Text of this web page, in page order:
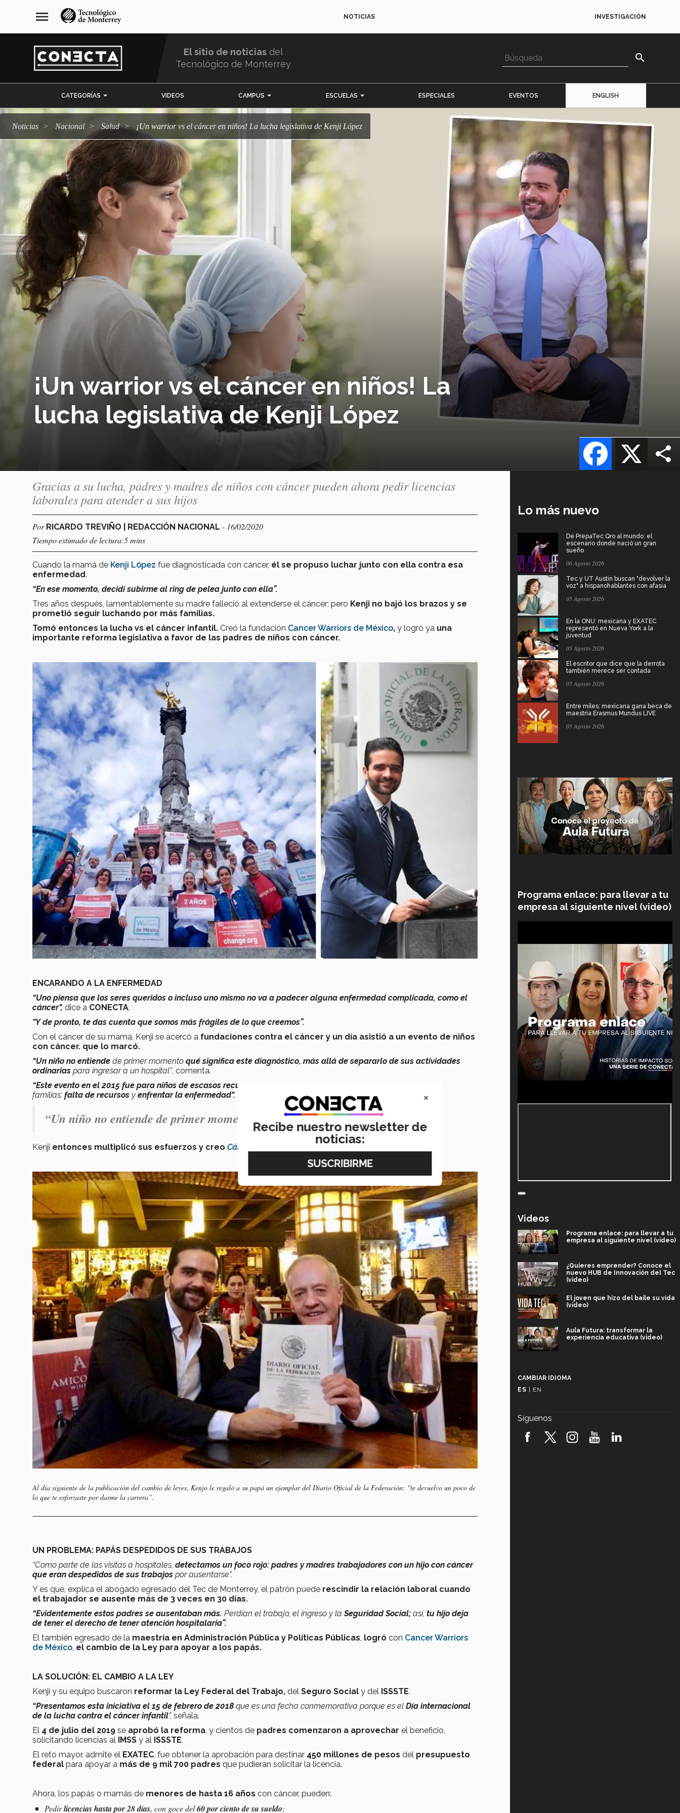
navegación
principal
menu NOTICIAS INVESTIGACIÓN
El sitio de noticias del
Tecnológico de Monterrey
search
CATEGORÍAS VIDEOS CAMPUS ESCUELAS ESPECIALES EVENTOS ENGLISH
Noticias Nacional salud ¡Un warrior vs el cáncer en niños! La lucha legislativa de Kenji López
¡Un warrior vs el cáncer en niños! La
lucha legislativa de Kenji López
X
Facebook
Gracias a su lucha, padres y madres de niños con cáncer pueden ahora pedir licencias
laborales para atender a sus hijos
Por RICARDO TREVIÑO | REDACCIÓN NACIONAL - 16/02/2020
Tiempo estimado de lectura:5 mins
Cuando la mamá de Kenji López fue diagnosticada con cáncer, él se propuso luchar junto con ella contra esa
enfermedad.
“En ese momento, decidí subirme al ring de pelea junto con ella”.
Tres años después, lamentablemente su madre falleció al extenderse el cáncer; pero Kenji no bajó los brazos y se
prometió seguir luchando por más familias.
Tomó entonces la lucha vs el cáncer infantil. Creó la fundación Cancer Warriors de México, y logró ya una
importante reforma legislativa a favor de las padres de niños con cáncer.
ENCARANDO A LA ENFERMEDAD
“Uno piensa que los seres queridos o incluso uno mismo no va a padecer alguna enfermedad complicada, como el
cáncer", dice a CONECTA.
"Y de pronto, te das cuenta que somos más frágiles de lo que creemos”.
Con el cáncer de su mama, Kenji se acercó a fundaciones contra el cáncer y un día asistió a un evento de niños
con cáncer. que lo marcó.
“Un niño no entiende de primer momento qué significa este diagnóstico, más allá de separarlo de sus actividades
ordinarias para ingresar a un hospital”, comenta.
“Este evento en el 2015 fue para niños de escasos recursos;
familias: falta de recursos y enfrentar la enfermedad".
“Un niño no entiende de primer momento qué significa este diagnóstico".
Kenji entonces multiplicó sus esfuerzos y creo Cáncer Warriors
Al día siguiente de la publicación del cambio de leyes, Kenjo le regaló a su papá un ejemplar del Diario Oficial de la Federación: "te devuelvo un poco de
lo que te esforzaste por darme la carrera”.
UN PROBLEMA: PAPÁS DESPEDIDOS DE SUS TRABAJOS
“Como parte de las visitas a hospitales, detectamos un foco rojo: padres y madres trabajadores con un hijo con cáncer
que eran despedidos de sus trabajos por ausentarse".
Y es que, explica el abogado egresado del Tec de Monterrey, el patrón puede rescindir la relación laboral cuando
el trabajador se ausente más de 3 veces en 30 días.
“Evidentemente estos padres se ausentaban más. Perdían el trabajo, el ingreso y laSeguridad Social; así, tu hijo deja
de tener el derecho de tener atención hospitalaria”.
El también egresado de la maestría en Administración Pública y Políticas Públicas, logró con Cancer Warriors
de México, el cambio de la Ley para apoyar a los papás.
LA SOLUCIÓN: EL CAMBIO A LA LEY
Kenji y su equipo buscaron reformar la Ley Federal del Trabajo, del Seguro Social y del ISSSTE.
“Presentamos esta iniciativa el 15 de febrero de 2018 que es una fecha conmemorativa porque es el Día internacional
de la lucha contra el cáncer infantil”, señala.
El 4 de julio del 2019 se aprobó la reforma, y cientos de padres comenzaron a aprovechar el beneficio,
solicitando licencias al IMSS y al ISSSTE.
El reto mayor, admite el EXATEC, fue obtener la aprobación para destinar 450 millones de pesos del presupuesto
federal para apoyar a más de 9 mil 700 padres que pudieran solicitar la licencia.
Ahora, los papás o mamás de menores de hasta 16 años con cáncer, pueden:
Pedirlicencias hasta por 28 días, con goce del60 por ciento de su sueldo;
Lo más nuevo
De PrepaTec Qro al mundo: el
escenario donde nació un gran
sueño
06 Agosto 2026
Tec y UT Austin buscan "devolver la
voz" a hispanohablantes con afasia
05 Agosto 2026
En la ONU: mexicana y EXATEC
representó en Nueva York a la
juventud
05 Agosto 2026
El escritor que dice que la derrota
también merece ser contada
05 Agosto 2026
Entre miles: mexicana gana beca de
maestría Erasmus Mundus LIVE
05 Agosto 2026
Programa enlace: para llevar a tu
empresa al siguiente nivel (video)
Videos
Programa enlace: para llevar a tu
empresa al siguiente nivel (video)
¿Quieres emprender? Conoce el
nuevo HUB de Innovación del Tec
(video)
El joven que hizo del baile su vida
(video)
Aula Futura: transformar la
experiencia educativa (video)
robótica FIRST 2026! (video)
CAMBIAR IDIOMA
ES | EN
Síguenos
×
Recibe nuestro newsletter de
noticias: